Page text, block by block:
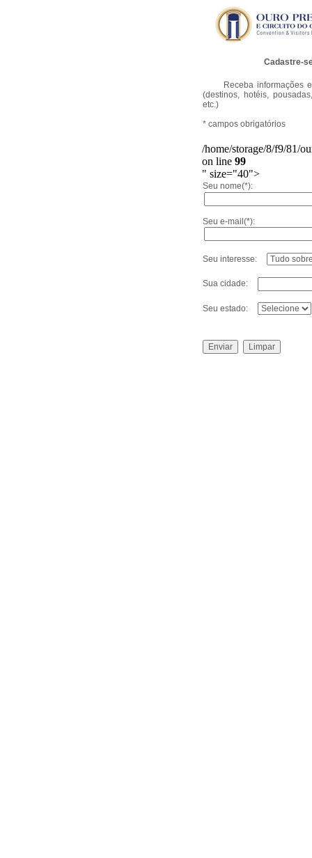
Cadastre-
Receba informações
(destinos, hotéis,
etc.)
* campos obrigatórios
/home/storage/8/f9/81/
on line 99
" size="40">
Seu nome(*):
Seu e-mail(*):
Seu interesse:
Sua cidade:
Seu estado: